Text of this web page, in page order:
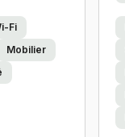
Fi
Mobilier